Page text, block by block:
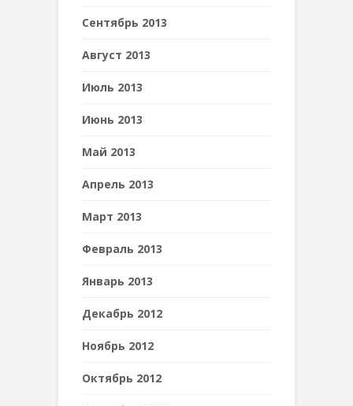
Сентябрь 2013
Август 2013
Июль 2013
Июнь 2013
Май 2013
Апрель 2013
Март 2013
Февраль 2013
Январь 2013
Декабрь 2012
Ноябрь 2012
Октябрь 2012